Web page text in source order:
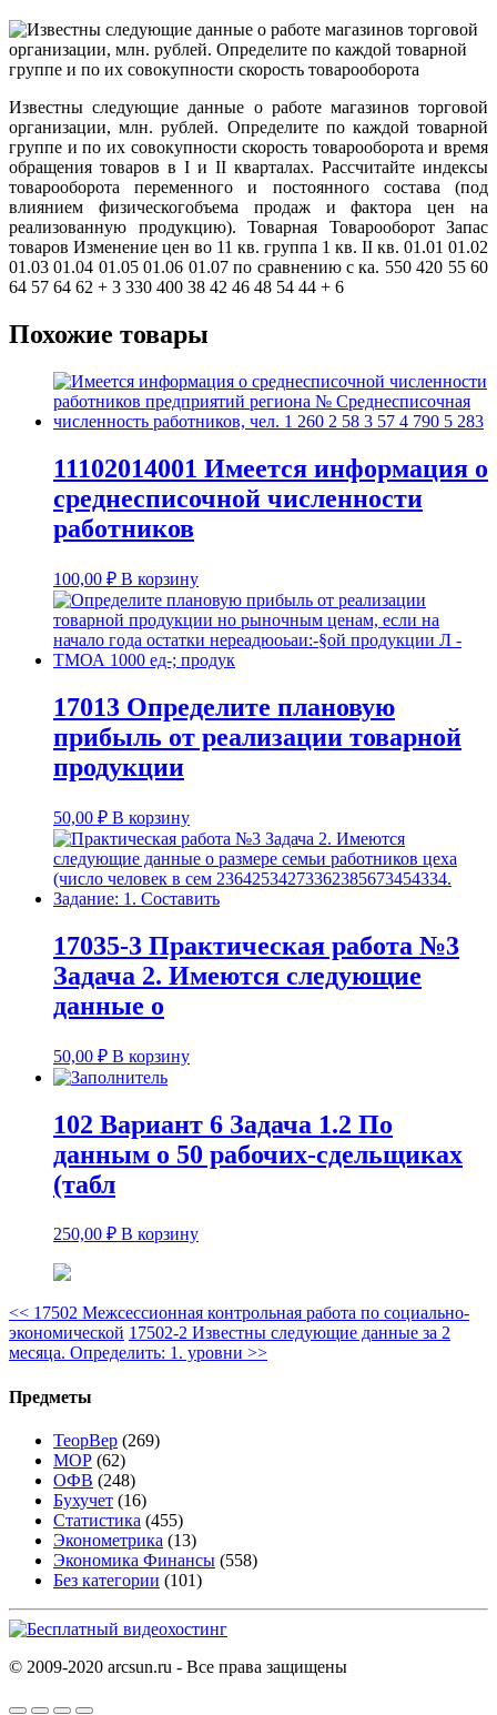
Известны следующие данные о работе магазинов торговой
организации, млн. рублей. Определите по каждой товарной
группе и по их совокупности скорость товарооборота и время
обращения товаров в I и II кварталах. Рассчитайте индексы
товарооборота переменного и постоянного состава (под
влиянием физическогобъема продаж и фактора цен на
реализованную продукцию). Товарная Товарооборот Запас
товаров Изменение цен во 11 кв. группа 1 кв. II кв. 01.01 01.02
01.03 01.04 01.05 01.06 01.07 по сравнению с ка. 550 420 55 60
64 57 64 62 + 3 330 400 38 42 46 48 54 44 + 6
Похожие товары
11102014001 Имеется информация о
среднесписочной численности
работников
100,00 ₽ В корзину
17013 Определите плановую
прибыль от реализации товарной
продукции
50,00 ₽ В корзину
17035-3 Практическая работа №3
Задача 2. Имеются следующие
данные о
50,00 ₽ В корзину
102 Вариант 6 Задача 1.2 По
данным о 50 рабочих-сдельщиках
(табл
250,00 ₽ В корзину
<< 17502 Межсессионная контрольная работа по социально-
экономической 17502-2 Известны следующие данные за 2
месяца. Определить: 1. уровни >>
Предметы
ТеорВер (269)
МОР (62)
ОФВ (248)
Бухучет (16)
Статистика (455)
Эконометрика (13)
Экономика Финансы (558)
Без категории (101)
© 2009-2020 arcsun.ru - Все права защищены